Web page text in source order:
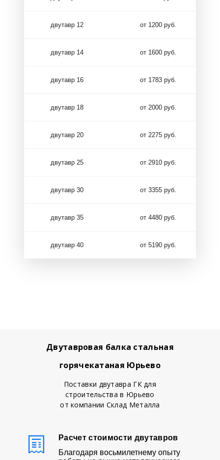
двутавр 12 от 1200 руб.
двутавр 14 от 1600 руб.
двутавр 16 от 1783 руб.
двутавр 18 от 2000 руб.
двутавр 20 от 2275 руб.
двутавр 25 от 2910 руб.
двутавр 30 от 3355 руб.
двутавр 35 от 4480 руб.
двутавр 40 от 5190 руб.
Двутавровая балка стальная
горячекатаная Юрьево
Поставки двутавра ГК для
строительства в Юрьево
от компании Склад Металла
Расчет стоимости двутавров
Благодаря восьмилетнему опыту